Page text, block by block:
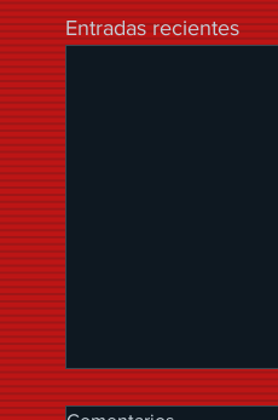
Entradas recientes